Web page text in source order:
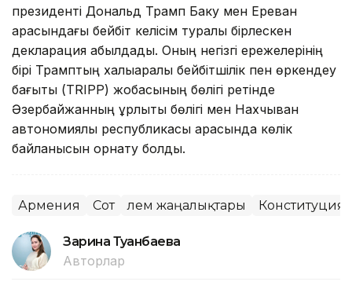
президенті Дональд Трамп Баку мен Ереван
арасындағы бейбіт келісім туралы бірлескен
декларация қабылдады. Оның негізгі ережелерінің
бірі Трамптың халықаралық бейбітшілік пен өркендеу
бағыты (TRIPP) жобасының бөлігі ретінде
Әзербайжанның құрлықтық бөлігі мен Нахчыван
автономиялық республикасы арасында көлік
байланысын орнату болды.
Армения Сот Әлем жаңалықтары
Зарина Туғанбаева
Авторлар